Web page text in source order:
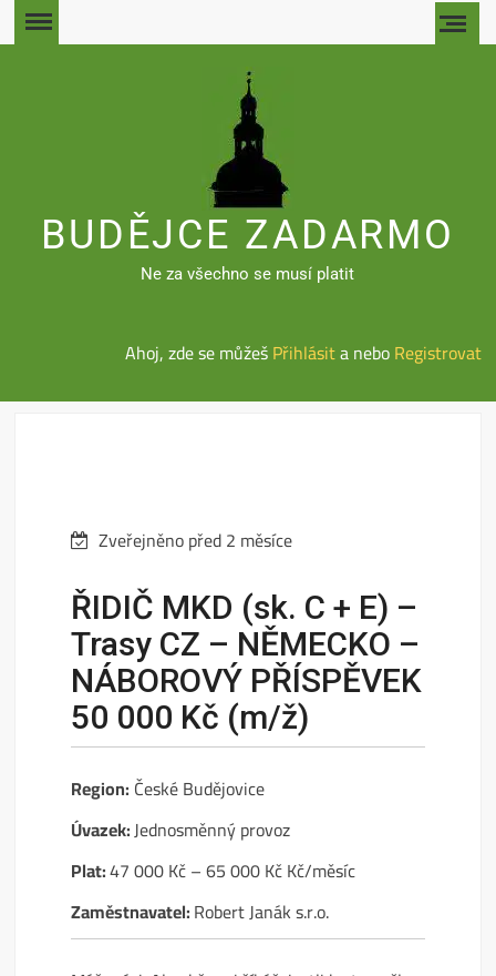
Skip
to
BUDĚJCE ZADARMO
Ne za všechno se musí platit
Ahoj, zde se můžešPřihlásita neboRegistrovat
Zveřejněno před 2 měsíce
ŘIDIČ MKD (sk. C + E) –
Trasy CZ – NĚMECKO –
NÁBOROVÝ PŘÍSPĚVEK
50 000 Kč (m/ž)
Region: České Budějovice
Úvazek:Jednosměnný provoz
Plat:47 000 Kč – 65 000 Kč Kč/měsíc
Zaměstnavatel:Robert Janák s.r.o.